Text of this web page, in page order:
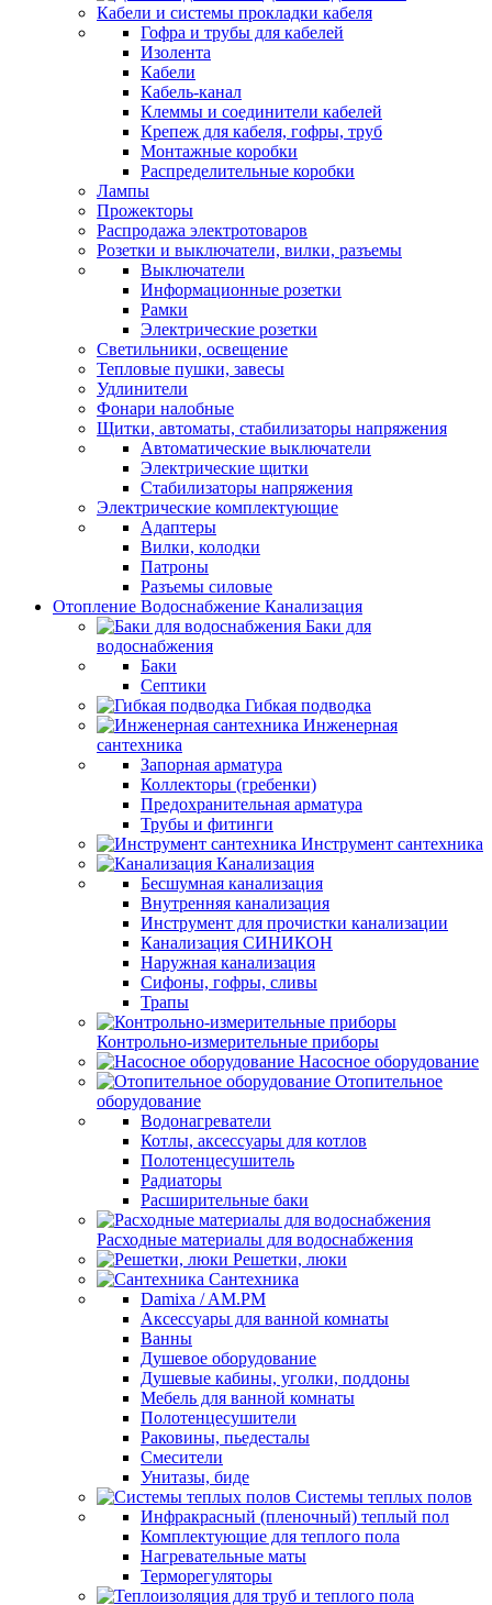
Кабели и системы прокладки кабеля
Гофра и трубы для кабелей
Изолента
Кабели
Кабель-канал
Клеммы и соединители кабелей
Крепеж для кабеля, гофры, труб
Монтажные коробки
Распределительные коробки
Лампы
Прожекторы
Распродажа электротоваров
Розетки и выключатели, вилки, разъемы
Выключатели
Информационные розетки
Рамки
Электрические розетки
Светильники, освещение
Тепловые пушки, завесы
Удлинители
Фонари налобные
Щитки, автоматы, стабилизаторы напряжения
Автоматические выключатели
Электрические щитки
Стабилизаторы напряжения
Электрические комплектующие
Адаптеры
Вилки, колодки
Патроны
Разъемы силовые
Отопление Водоснабжение Канализация
Баки для
водоснабжения
Баки
Септики
Гибкая подводка
Инженерная
сантехника
Запорная арматура
Коллекторы (гребенки)
Предохранительная арматура
Трубы и фитинги
Инструмент сантехника
Канализация
Бесшумная канализация
Внутренняя канализация
Инструмент для прочистки канализации
Канализация СИНИКОН
Наружная канализация
Сифоны, гофры, сливы
Трапы
Контрольно-измерительные приборы
Насосное оборудование
Отопительное
оборудование
Водонагреватели
Котлы, аксессуары для котлов
Полотенцесушитель
Радиаторы
Расширительные баки
Расходные материалы для водоснабжения
Решетки, люки
Сантехника
Damixa / AM.PM
Аксессуары для ванной комнаты
Ванны
Душевое оборудование
Душевые кабины, уголки, поддоны
Мебель для ванной комнаты
Полотенцесушители
Раковины, пьедесталы
Смесители
Унитазы, биде
Системы теплых полов
Инфракрасный (пленочный) теплый пол
Комплектующие для теплого пола
Нагревательные маты
Терморегуляторы